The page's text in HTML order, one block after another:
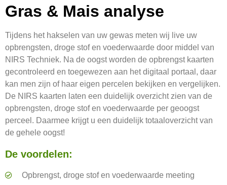
Gras & Mais analyse
Tijdens het hakselen van uw gewas meten wij live uw
opbrengsten, droge stof en voederwaarde door middel van
NIRS Techniek. Na de oogst worden de opbrengst kaarten
gecontroleerd en toegewezen aan het digitaal portaal, daar
kan men zijn of haar eigen percelen bekijken en vergelijken.
De NIRS kaarten laten een duidelijk overzicht zien van de
opbrengsten, droge stof en voederwaarde per geoogst
perceel. Daarmee krijgt u een duidelijk totaaloverzicht van
de gehele oogst!
De voordelen:
Opbrengst, droge stof en voederwaarde meeting